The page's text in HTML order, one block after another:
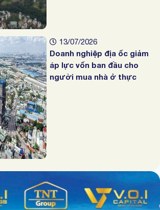
13/07/2026
Doanh nghiệp địa ốc giảm
áp lực vốn ban đầu cho
người mua nhà ở thực